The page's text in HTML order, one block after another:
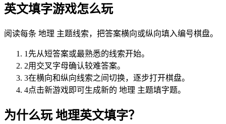
英文填字游戏怎么玩
阅读每条 地理 主题线索，把答案横向或纵向填入编号棋盘。
1 先从短答案或最熟悉的线索开始。
2用交叉字母确认较难答案。
3在横向和纵向线索之间切换，逐步打开棋盘。
4点击新游戏即可生成新的 地理 主题填字题。
为什么玩 地理英文填字？